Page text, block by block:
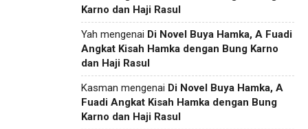
Karno dan Haji Rasul
Yah mengenai Di Novel Buya Hamka, A Fuadi
Angkat Kisah Hamka dengan Bung Karno
dan Haji Rasul
Kasman mengenai Di Novel Buya Hamka, A
Fuadi Angkat Kisah Hamka dengan Bung
Karno dan Haji Rasul